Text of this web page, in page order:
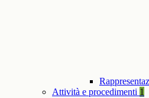
Attività e procedimenti 1